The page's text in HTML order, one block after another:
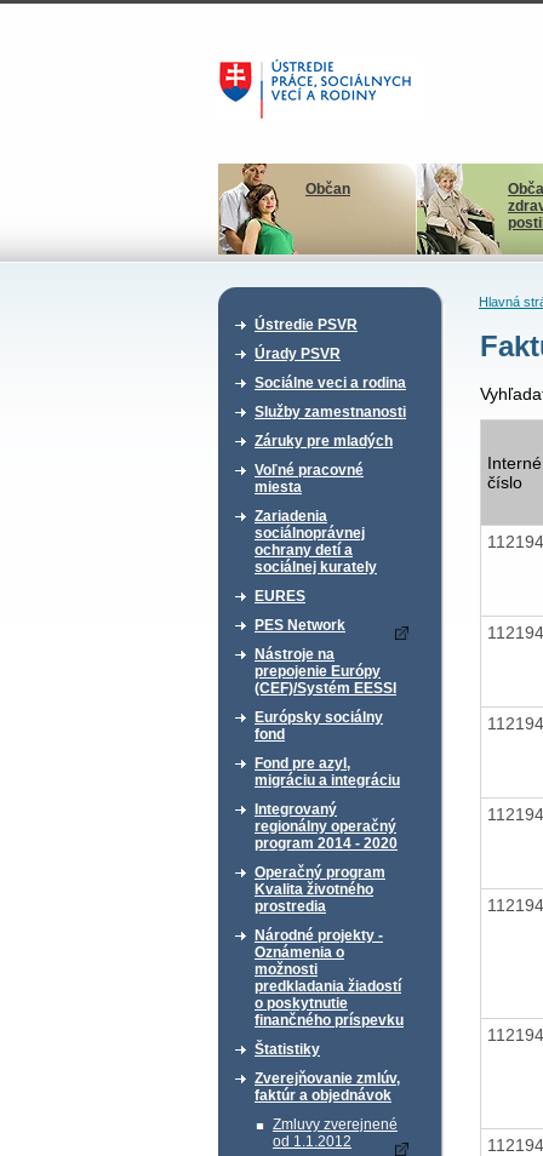
Občan
Ústredie PSVR
Úrady PSVR
Sociálne veci a rodina
Služby zamestnanosti
Záruky pre mladých
Voľné pracovné
miesta
Zariadenia
sociálnoprávnej
ochrany detí a
sociálnej kurately
EURES
PES Network
Nástroje na
prepojenie Európy
(CEF)/Systém EESSI
Európsky sociálny
fond
Fond pre azyl,
migráciu a integráciu
Integrovaný
regionálny operačný
program 2014 - 2020
Operačný program
Kvalita životného
prostredia
Národné projekty -
Oznámenia o
možnosti
predkladania žiadostí
o poskytnutie
finančného príspevku
Štatistiky
Zverejňovanie zmlúv,
faktúr a objednávok
Zmluvy zverejnené
od 1.1.2012
Hlavná
Interné
číslo